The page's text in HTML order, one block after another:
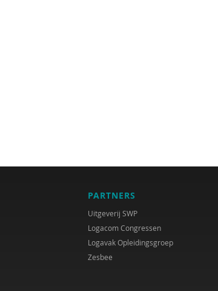
PARTNERS
Uitgeverij SWP
Logacom Congressen
Logavak Opleidingsgroep
Zesbee